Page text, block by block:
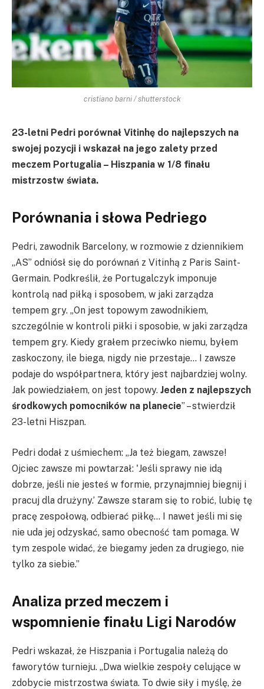
cristiano barni / shutterstock
23-letni Pedri porównał Vitinhę do najlepszych na
swojej pozycji i wskazał na jego zalety przed
meczem Portugalia – Hiszpania w 1/8 finału
mistrzostw świata.
Porównania i słowa Pedriego
Pedri, zawodnik Barcelony, w rozmowie z dziennikiem
„AS” odniósł się do porównań z Vitinhą z Paris Saint-
Germain. Podkreślił, że Portugalczyk imponuje
kontrolą nad piłką i sposobem, w jaki zarządza
tempem gry. „On jest topowym zawodnikiem,
szczególnie w kontroli piłki i sposobie, w jaki zarządza
tempem gry. Kiedy grałem przeciwko niemu, byłem
zaskoczony, ile biega, nigdy nie przestaje… I zawsze
podaje do współpartnera, który jest najbardziej wolny.
Jak powiedziałem, on jest topowy. Jeden z najlepszych
środkowych pomocników na planecie” – stwierdził
23-letni Hiszpan.
Pedri dodał z uśmiechem: „Ja też biegam, zawsze!
Ojciec zawsze mi powtarzał: 'Jeśli sprawy nie idą
dobrze, jeśli nie jesteś w formie, przynajmniej biegnij i
pracuj dla drużyny.’ Zawsze staram się to robić, lubię tę
pracę zespołową, odbierać piłkę… I nawet jeśli mi się
nie uda jej odzyskać, samo obecność tam pomaga. W
tym zespole widać, że biegamy jeden za drugiego, nie
tylko za siebie.”
Analiza przed meczem i
wspomnienie finału Ligi Narodów
Pedri wskazał, że Hiszpania i Portugalia należą do
faworytów turnieju. „Dwa wielkie zespoły celujące w
zdobycie mistrzostwa świata. To dwie siły i myślę, że